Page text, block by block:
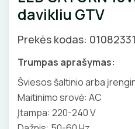
Pirties
Augalų
Bėginės
Magnetinės
LED lempos
Tradicinės lempos
Specialios
JUNGIKLIAI,
davikliu GTV
Prekės kodas: 01082331
Trumpas aprašymas:
Šviesos šaltinio arba
Maitinimo srovė: AC
Įtampa: 220-240 V